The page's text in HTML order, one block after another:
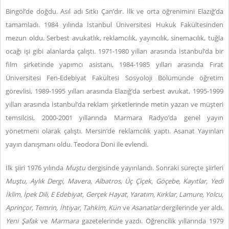
Bingöl’de doğdu. Asıl adı Sıtkı Çan’dır. İlk ve orta öğrenimini Elazığ’da
tamamladı. 1984 yılında İstanbul Üniversitesi Hukuk Fakültesinden
mezun oldu. Serbest avukatlık, reklamcılık, yayıncılık, sinemacılık, tuğla
ocağı işi gibi alanlarda çalıştı. 1971-1980 yılları arasında İstanbul’da bir
film şirketinde yapımcı asistanı, 1984-1985 yılları arasında Fırat
Üniversitesi Fen-Edebiyat Fakültesi Sosyoloji Bölümünde öğretim
görevlisi, 1989-1995 yılları arasında Elazığ’da serbest avukat, 1995-1999
yılları arasında İstanbul’da reklam şirketlerinde metin yazarı ve müşteri
temsilcisi, 2000-2001 yıllarında Marmara Radyo’da genel yayın
yönetmeni olarak çalıştı. Mersin’de reklamcılık yaptı. Asanat Yayınları
yayın danışmanı oldu. Teodora Doni ile evlendi.
İlk şiiri 1976 yılında Muştudergisinde yayınlandı. Sonraki süreçte şiirleri
Muştu, Aylık Dergi, Mavera, Albatros, Üç Çiçek, Göçebe, Kayıtlar, Yedi
İklim, İpek Dili, E Edebiyat, Gerçek Hayat, Yaratım, Kırklar, Lamure, Yolcu,
Aprinçor, Temrin, İhtiyar, Tahkim, Kün veAsanatlardergilerinde yer aldı.
Yeni Şafakve Marmara gazetelerinde yazdı. Öğrencilik yıllarında 1979